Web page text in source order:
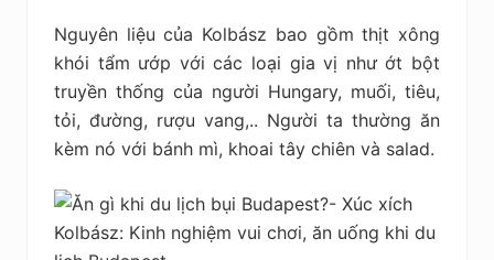
Nguyên liệu của Kolbász bao gồm thịt xông
khói tẩm ướp với các loại gia vị như ớt bột
truyền thống của người Hungary, muối, tiêu,
tỏi, đường, rượu vang,.. Người ta thường ăn
kèm nó với bánh mì, khoai tây chiên và salad.